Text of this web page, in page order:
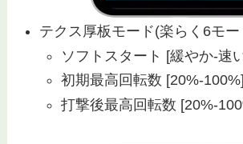
テクス厚板モード(楽らく6モー
ソフトスタート [緩やか-速
初期最高回転数 [20%-100%]
打撃後最高回転数 [20%-